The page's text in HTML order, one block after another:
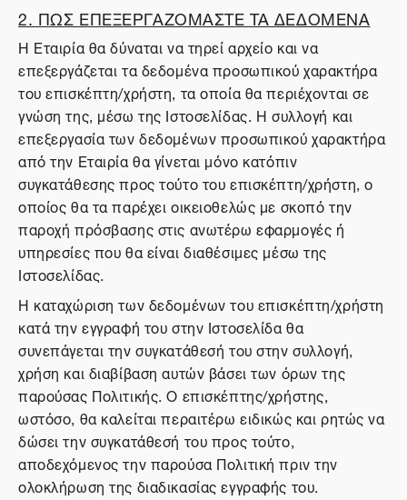
2. ΠΩΣ ΕΠΕΞΕΡΓΑΖΟΜΑΣΤΕ ΤΑ ΔΕΔΟΜΕΝΑ
Η Εταιρία θα δύναται να τηρεί αρχείο και να
επεξεργάζεται τα δεδομένα προσωπικού χαρακτήρα
του επισκέπτη/χρήστη, τα οποία θα περιέχονται σε
γνώση της, μέσω της Ιστοσελίδας. Η συλλογή και
επεξεργασία των δεδομένων προσωπικού χαρακτήρα
από την Εταιρία θα γίνεται μόνο κατόπιν
συγκατάθεσης προς τούτο του επισκέπτη/χρήστη, ο
οποίος θα τα παρέχει οικειοθελώς με σκοπό την
παροχή πρόσβασης στις ανωτέρω εφαρμογές ή
υπηρεσίες που θα είναι διαθέσιμες μέσω της
Ιστοσελίδας.
Η καταχώριση των δεδομένων του επισκέπτη/χρήστη
κατά την εγγραφή του στην Ιστοσελίδα θα
συνεπάγεται την συγκατάθεσή του στην συλλογή,
χρήση και διαβίβαση αυτών βάσει των όρων της
παρούσας Πολιτικής. Ο επισκέπτης/χρήστης,
ωστόσο, θα καλείται περαιτέρω ειδικώς και ρητώς να
δώσει την συγκατάθεσή του προς τούτο,
αποδεχόμενος την παρούσα Πολιτική πριν την
ολοκλήρωση της διαδικασίας εγγραφής του.